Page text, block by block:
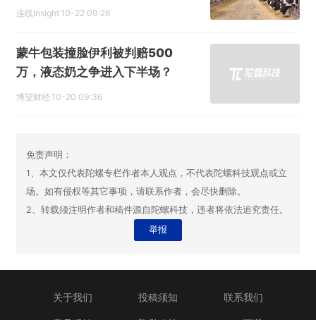
连线Insight 10-22 09:26
蒙牛包装撞脸伊利被判赔500
万，液态奶之争进入下半场？
博望财经 10-20 09:36
免责声明：
1、本文仅代表陀螺专栏作者本人观点，不代表陀螺科技观点或立
场。如有侵权等其它事项，请联系作者，会尽快删除。
2、转载须注明作者和稿件源自陀螺科技，违者将依法追究责任。
举报
关于我们 投稿须知 联系我们